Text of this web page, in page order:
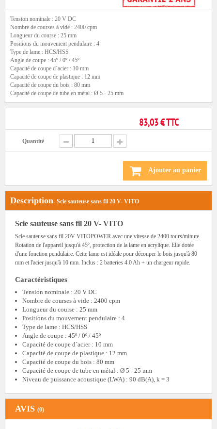
Tension nominale : 20 V DC
Nombre de courses à vide : 2400 cpm
Longueur du course : 25 mm
Positions du mouvement pendulaire : 4
Type de lame : HCS/HSS
Angle de coupe : 45º / 0º / 45º
Capacité de coupe d´acier : 10 mm
Capacité de coupe de plastique : 12 mm
Capacité de coupe du bois : 80 mm
Capacité de coupe de tube en métal : Ø 5 - 25 mm
83,03 € TTC
Quantité
Ajouter au panier
Description- Scie sauteuse sans fil 20 V- VITO
Scie sauteuse sans fil 20 V- VITO
Scie sauteuse sans fil 20V VITOPOWER avec une vitesse de 2400 tours/minute.
Rotation de l'appareil jusqu'à 45º, protection de la lame en acrylique. Elle dotée
d'une fonction pendulaire. Cette lame est idéale pour découper le bois jusqu'à 80
mm et l'acier jusqu'à 10 mm. Inclus : 2 batteries 4.0 Ah + un chargeur rapide.
Caractéristiques
Tension nominale : 20 V DC
Nombre de courses à vide : 2400 cpm
Longueur du course : 25 mm
Positions du mouvement pendulaire : 4
Type de lame : HCS/HSS
Angle de coupe : 45º / 0º / 45º
Capacité de coupe d´acier : 10 mm
Capacité de coupe de plastique : 12 mm
Capacité de coupe du bois : 80 mm
Capacité de coupe de tube en métal : Ø 5 - 25 mm
Niveau de puissance acoustique (LWA) : 90 dB(A), k = 3
AVIS (0)